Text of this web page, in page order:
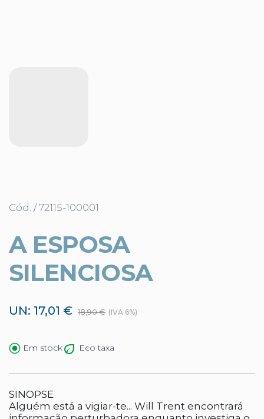
Cód. / 72115-100001
A ESPOSA
SILENCIOSA
UN: 17,01 € 18,90 € (IVA 6%)
Em stock Eco taxa
SINOPSE
Alguém está a vigiar-te... Will Trent encontrará